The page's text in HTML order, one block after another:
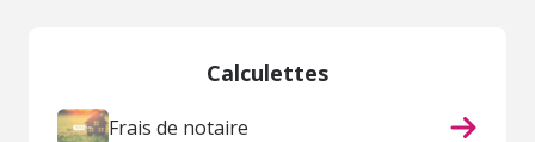
Calculettes
Frais de notaire